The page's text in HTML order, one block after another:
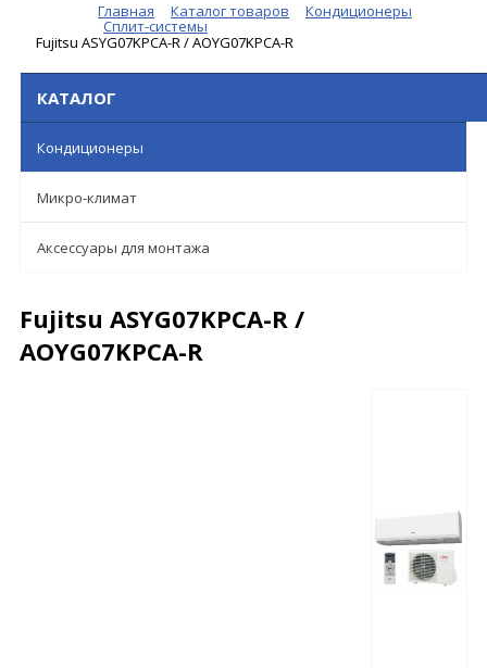
Главная Каталог товаров Кондиционеры
Сплит-системы
Fujitsu ASYG07KPCA-R / AOYG07KPCA-R
КАТАЛОГ
Кондиционеры
Микро-климат
Аксессуары для монтажа
Fujitsu ASYG07KPCA-R /
AOYG07KPCA-R